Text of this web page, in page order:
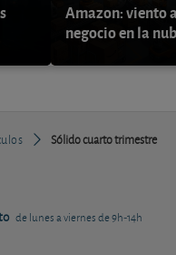
Amazon: viento
negocio en la
Sólido cuarto trimestre
de lunes a viernes de 9h-14h